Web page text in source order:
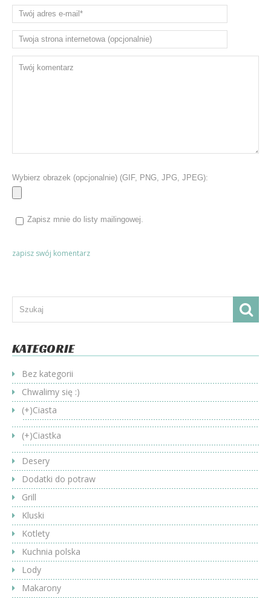
Wybierz obrazek (opcjonalnie) (GIF, PNG, JPG, JPEG):
Zapisz mnie do listy mailingowej.
KATEGORIE
Bez kategorii
Chwalimy się :)
(+)Ciasta
(+)Ciastka
Desery
Dodatki do potraw
Grill
Kluski
Kotlety
Kuchnia polska
Lody
Makarony